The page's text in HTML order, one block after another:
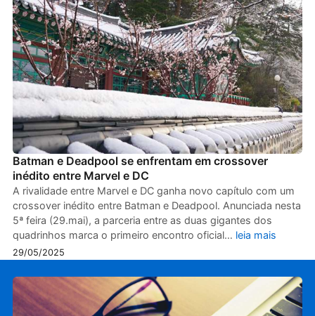
Batman e Deadpool se enfrentam em crossover
inédito entre Marvel e DC
A rivalidade entre Marvel e DC ganha novo capítulo com um
crossover inédito entre Batman e Deadpool. Anunciada nesta
5ª feira (29.mai), a parceria entre as duas gigantes dos
quadrinhos marca o primeiro encontro oficial… leia mais
29/05/2025